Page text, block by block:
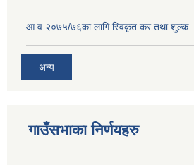
आ.व २०७५/७६का लागि स्विकृत कर तथा शुल्क
अन्य
गाउँसभाका निर्णयहरु